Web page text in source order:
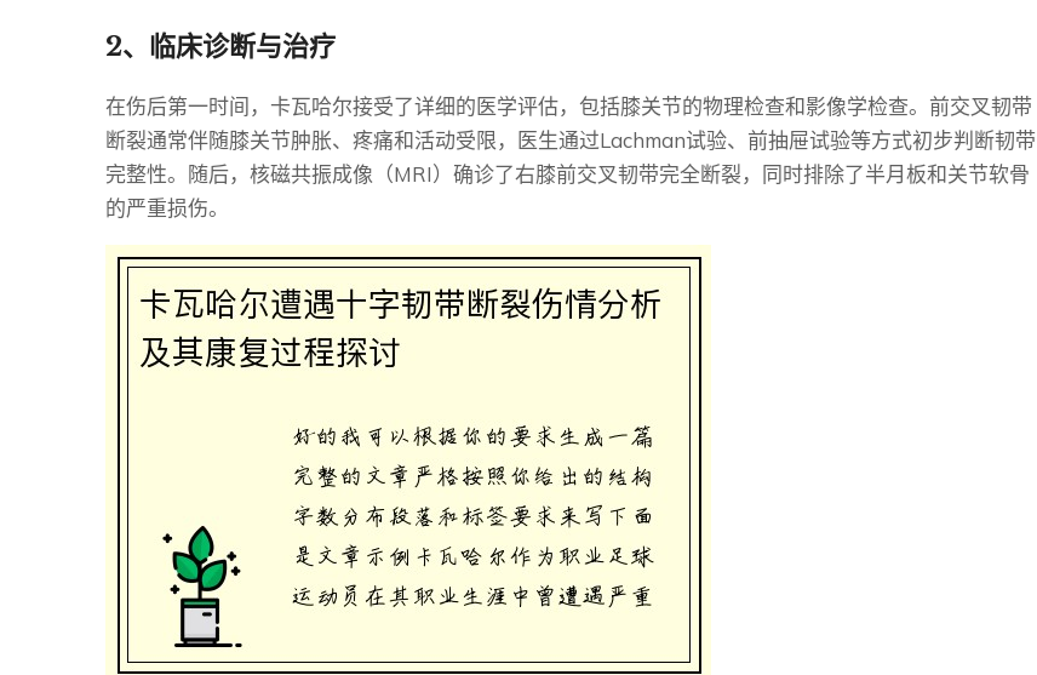
2、临床诊断与治疗
在伤后第一时间，卡瓦哈尔接受了详细的医学评估，包括膝关节的物理检查和影像学检查。前交叉韧带
断裂通常伴随膝关节肿胀、疼痛和活动受限，医生通过Lachman试验、前抽屉试验等方式初步判断韧带
完整性。随后，核磁共振成像（MRI）确诊了右膝前交叉韧带完全断裂，同时排除了半月板和关节软骨
的严重损伤。